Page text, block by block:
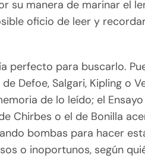
su manera de marinar el
oficio de leer y
perfecto para buscarlo.
Defoe, Salgari, Kipling o
de lo leído; el
Chirbes o el de Bonilla
bombas para hacer
o inoportunos, según